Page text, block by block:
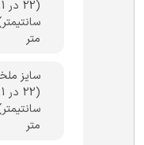
(22
متر
سایز
(22
متر